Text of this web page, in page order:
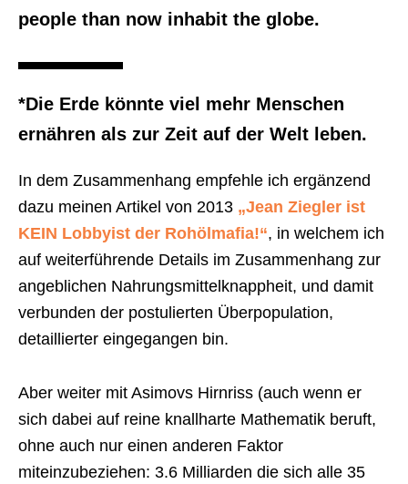
people than now inhabit the globe.
*Die Erde könnte viel mehr Menschen
ernähren als zur Zeit auf der Welt leben.
In dem Zusammenhang empfehle ich ergänzend
dazu meinen Artikel von 2013 „Jean Ziegler ist
KEIN Lobbyist der Rohölmafia!“, in welchem ich
auf weiterführende Details im Zusammenhang zur
angeblichen Nahrungsmittelknappheit, und damit
verbunden der postulierten Überpopulation,
detaillierter eingegangen bin.
Aber weiter mit Asimovs Hirnriss (auch wenn er
sich dabei auf reine knallharte Mathematik beruft,
ohne auch nur einen anderen Faktor
miteinzubeziehen: 3.6 Milliarden die sich alle 35